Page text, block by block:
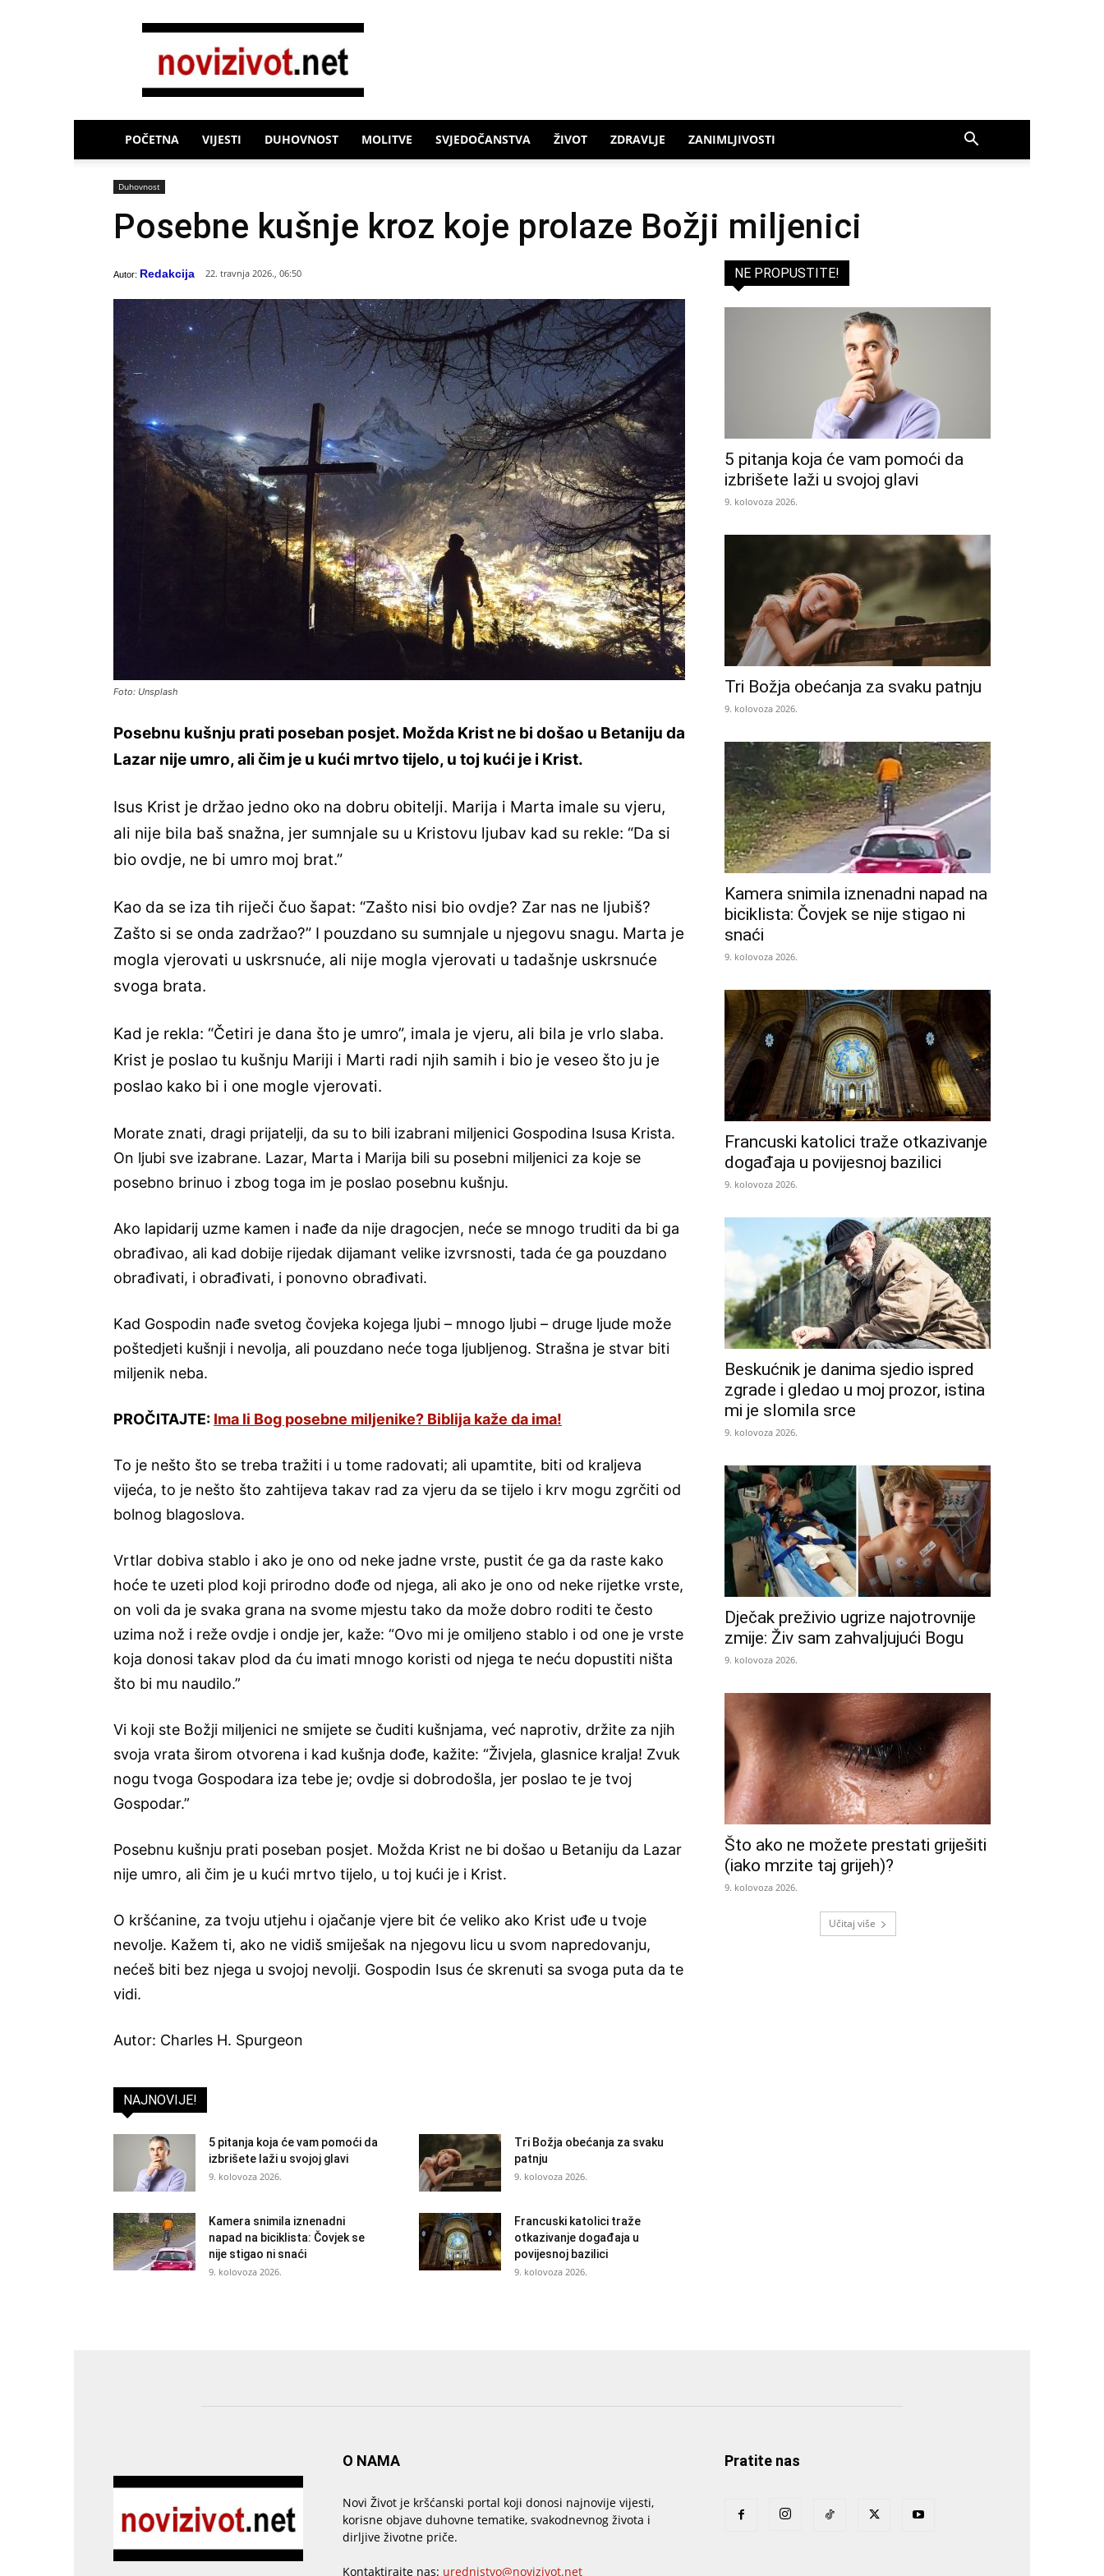
Novi
POČETNA VIJESTI DUHOVNOST MOLITVE SVJEDOČANSTVA ŽIVOT ZDRAVLJE ZANIMLJIVOSTI
Duhovnost
Posebne kušnje kroz koje prolaze Božji miljenici
Autor: Redakcija 22. travnja 2026., 06:50
Foto: Unsplash
Posebnu kušnju prati poseban posjet. Možda Krist ne bi došao u Betaniju da
Lazar nije umro, ali čim je u kući mrtvo tijelo, u toj kući je i Krist.
Isus Krist je držao jedno oko na dobru obitelji. Marija i Marta imale su vjeru,
ali nije bila baš snažna, jer sumnjale su u Kristovu ljubav kad su rekle: “Da si
bio ovdje, ne bi umro moj brat.”
Kao da se iza tih riječi čuo šapat: “Zašto nisi bio ovdje? Zar nas ne ljubiš?
Zašto si se onda zadržao?” I pouzdano su sumnjale u njegovu snagu. Marta je
mogla vjerovati u uskrsnuće, ali nije mogla vjerovati u tadašnje uskrsnuće
svoga brata.
Kad je rekla: “Četiri je dana što je umro”, imala je vjeru, ali bila je vrlo slaba.
Krist je poslao tu kušnju Mariji i Marti radi njih samih i bio je veseo što ju je
poslao kako bi i one mogle vjerovati.
Morate znati, dragi prijatelji, da su to bili izabrani miljenici Gospodina Isusa Krista.
On ljubi sve izabrane. Lazar, Marta i Marija bili su posebni miljenici za koje se
posebno brinuo i zbog toga im je poslao posebnu kušnju.
Ako lapidarij uzme kamen i nađe da nije dragocjen, neće se mnogo truditi da bi ga
obrađivao, ali kad dobije rijedak dijamant velike izvrsnosti, tada će ga pouzdano
obrađivati, i obrađivati, i ponovno obrađivati.
Kad Gospodin nađe svetog čovjeka kojega ljubi – mnogo ljubi – druge ljude može
poštedjeti kušnji i nevolja, ali pouzdano neće toga ljubljenog. Strašna je stvar biti
miljenik neba.
PROČITAJTE: Ima li Bog posebne miljenike? Biblija kaže da ima!
To je nešto što se treba tražiti i u tome radovati; ali upamtite, biti od kraljeva
vijeća, to je nešto što zahtijeva takav rad za vjeru da se tijelo i krv mogu zgrčiti od
bolnog blagoslova.
Vrtlar dobiva stablo i ako je ono od neke jadne vrste, pustit će ga da raste kako
hoće te uzeti plod koji prirodno dođe od njega, ali ako je ono od neke rijetke vrste,
on voli da je svaka grana na svome mjestu tako da može dobro roditi te često
uzima nož i reže ovdje i ondje jer, kaže: “Ovo mi je omiljeno stablo i od one je vrste
koja donosi takav plod da ću imati mnogo koristi od njega te neću dopustiti ništa
što bi mu naudilo.”
Vi koji ste Božji miljenici ne smijete se čuditi kušnjama, već naprotiv, držite za njih
svoja vrata širom otvorena i kad kušnja dođe, kažite: “Živjela, glasnice kralja! Zvuk
nogu tvoga Gospodara iza tebe je; ovdje si dobrodošla, jer poslao te je tvoj
Gospodar.”
Posebnu kušnju prati poseban posjet. Možda Krist ne bi došao u Betaniju da Lazar
nije umro, ali čim je u kući mrtvo tijelo, u toj kući je i Krist.
O kršćanine, za tvoju utjehu i ojačanje vjere bit će veliko ako Krist uđe u tvoje
nevolje. Kažem ti, ako ne vidiš smiješak na njegovu licu u svom napredovanju,
nećeš biti bez njega u svojoj nevolji. Gospodin Isus će skrenuti sa svoga puta da te
vidi.
Autor: Charles H. Spurgeon
NAJNOVIJE!
5 pitanja koja će vam pomoći da
izbrišete laži u svojoj glavi
9. kolovoza 2026.
Tri Božja obećanja za svaku
patnju
9. kolovoza 2026.
Kamera snimila iznenadni
napad na biciklista: Čovjek se
nije stigao ni snaći
9. kolovoza 2026.
Francuski katolici traže
otkazivanje događaja u
povijesnoj bazilici
9. kolovoza 2026.
NE PROPUSTITE!
5 pitanja koja će vam pomoći da
izbrišete laži u svojoj glavi
9. kolovoza 2026.
Tri Božja obećanja za svaku patnju
9. kolovoza 2026.
Kamera snimila iznenadni napad na
biciklista: Čovjek se nije stigao ni
snaći
9. kolovoza 2026.
Francuski katolici traže otkazivanje
događaja u povijesnoj bazilici
9. kolovoza 2026.
Beskućnik je danima sjedio ispred
zgrade i gledao u moj prozor, istina
mi je slomila srce
9. kolovoza 2026.
Dječak preživio ugrize najotrovnije
zmije: Živ sam zahvaljujući Bogu
9. kolovoza 2026.
Što ako ne možete prestati griješiti
(iako mrzite taj grijeh)?
9. kolovoza 2026.
Učitaj više
O NAMA
Novi Život je kršćanski portal koji donosi najnovije vijesti,
korisne objave duhovne tematike, svakodnevnog života i
dirljive životne priče.
Kontaktirajte nas: urednistvo@novizivot.net
Pratite nas